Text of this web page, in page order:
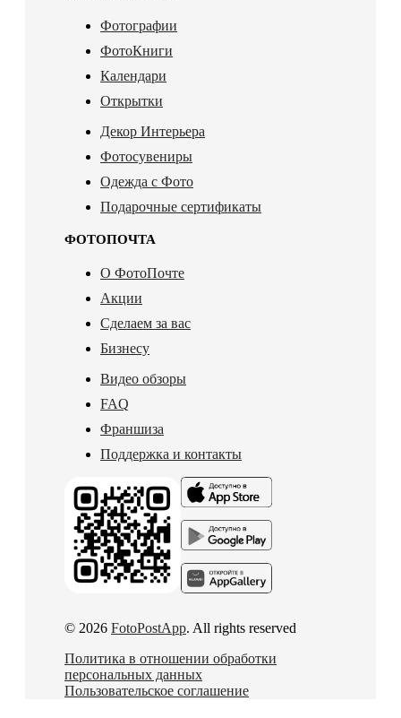
Фотографии
ФотоКниги
Календари
Открытки
Декор Интерьера
Фотосувениры
Одежда с Фото
Подарочные сертификаты
ФОТОПОЧТА
О ФотоПочте
Акции
Сделаем за вас
Бизнесу
Видео обзоры
FAQ
Франшиза
Поддержка и контакты
© 2026 FotoPostApp. All rights reserved
Политика в отношении обработки
персональных данных
Пользовательское соглашение